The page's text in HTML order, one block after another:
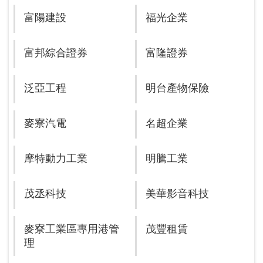
富陽建設 福光企業
富邦綜合證券 富隆證券
泛亞工程 明台產物保險
麥寮汽電 名超企業
摩特動力工業 明騰工業
茂丞科技 美華影音科技
麥寮工業區專用港管
理
茂豐租賃